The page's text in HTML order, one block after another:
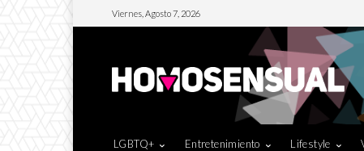
Viernes, Agosto 7, 2026
LGBTQ+ Entretenimiento Lifestyle